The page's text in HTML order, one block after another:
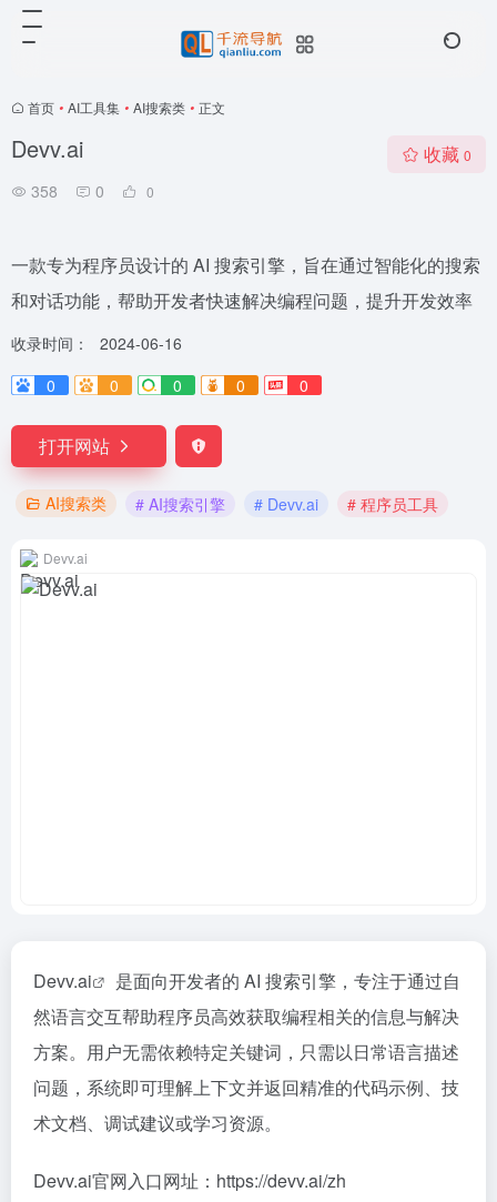
首页 • AI工具集 • AI搜索类 • 正文
Devv.ai
358 0 0
收藏 0
一款专为程序员设计的 AI 搜索引擎，旨在通过智能化的搜索
和对话功能，帮助开发者快速解决编程问题，提升开发效率
收录时间：
2024-06-16
0
0 0 0 0
打开网站
AI搜索类 # AI搜索引擎 # Devv.ai # 程序员工具
Devv.ai
Devv.ai
是面向开发者的 AI 搜索引擎，专注于通过自
然语言交互帮助程序员高效获取编程相关的信息与解决
方案。用户无需依赖特定关键词，只需以日常语言描述
问题，系统即可理解上下文并返回精准的代码示例、技
术文档、调试建议或学习资源。
Devv.ai官网入口网址：https://devv.ai/zh